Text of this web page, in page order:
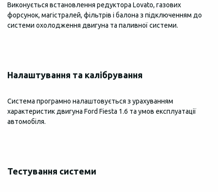
Виконується встановлення редуктора Lovato, газових
форсунок, магістралей, фільтрів і балона з підключенням до
системи охолодження двигуна та паливної системи.
Налаштування та калібрування
Система програмно налаштовується з урахуванням
характеристик двигуна Ford Fiesta 1.6 та умов експлуатації
автомобіля.
Тестування системи